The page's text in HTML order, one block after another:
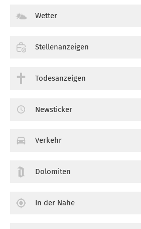
Wetter
Stellenanzeigen
Todesanzeigen
Newsticker
Verkehr
Dolomiten
In der Nähe